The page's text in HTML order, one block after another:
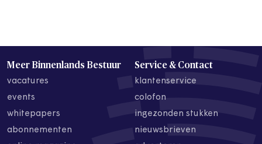
Meer Binnenlands Bestuur
vacatures
events
whitepapers
abonnementen
Service & Contact
klantenservice
colofon
ingezonden stukken
nieuwsbrieven